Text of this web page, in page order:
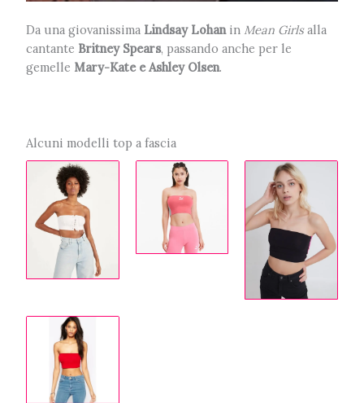
Da una giovanissima Lindsay Lohan in Mean Girlsalla
cantante Britney Spears, passando anche per le
gemelle Mary-Kate e Ashley Olsen.
Alcuni modelli top a fascia